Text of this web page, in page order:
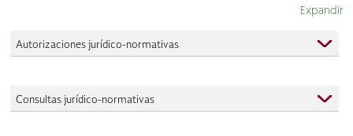
Expandir
Autorizaciones jurídico-normativas
Consultas jurídico-normativas